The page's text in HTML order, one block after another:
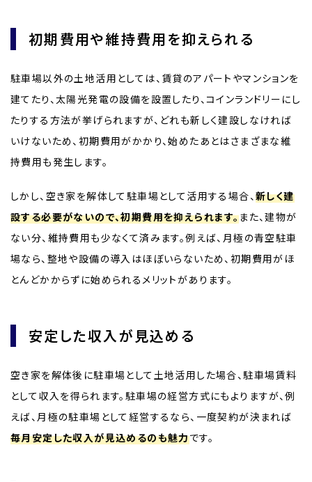
初期費用や維持費用を抑えられる
駐車場以外の土地活用としては、賃貸のアパートやマンションを
建てたり、太陽光発電の設備を設置したり、コインランドリーにし
たりする方法が挙げられますが、どれも新しく建設しなければ
いけないため、初期費用がかかり、始めたあとはさまざまな維
持費用も発生します。
しかし、空き家を解体して駐車場として活用する場合、 新しく建
設する必要がないので、初期費用を抑えられます。また、建物が
ない分、維持費用も少なくて済みます。例えば、月極の青空駐車
場なら、整地や設備の導入はほぼいらないため、初期費用がほ
とんどかからずに始められるメリットがあります。
安定した収入が見込める
空き家を解体後に駐車場として土地活用した場合、駐車場賃料
として収入を得られます。駐車場の経営方式にもよりますが、例
えば、月極の駐車場として経営するなら、一度契約が決まれば
毎月安定した収入が見込めるのも魅力です。